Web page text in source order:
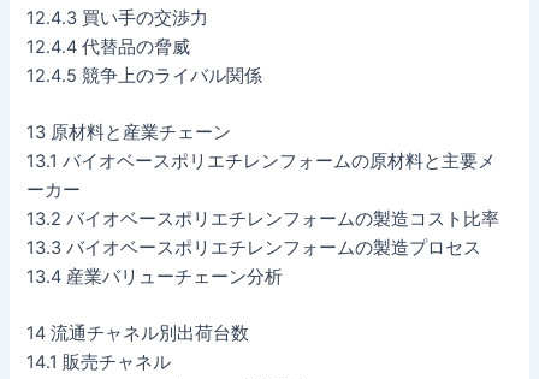
12.4.3 買い手の交渉力
12.4.4 代替品の脅威
12.4.5 競争上のライバル関係
13 原材料と産業チェーン
13.1 バイオベースポリエチレンフォームの原材料と主要メ
ーカー
13.2 バイオベースポリエチレンフォームの製造コスト比率
13.3 バイオベースポリエチレンフォームの製造プロセス
13.4 産業バリューチェーン分析
14 流通チャネル別出荷台数
14.1 販売チャネル